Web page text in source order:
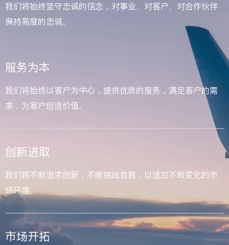
我们将始终坚守忠诚的信念，对事业、对客户、对合作伙伴
保持高度的忠诚。
服务为本
我们将始终以客户为中心，提供优质的服务，满足客户的需
求，为客户创造价值。
创新进取
我们将不断追求创新，不断挑战自我，以适应不断变化的市
场环境。
市场开拓